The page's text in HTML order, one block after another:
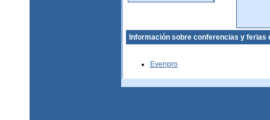
Información sobre conferencias y ferias
Evenpro